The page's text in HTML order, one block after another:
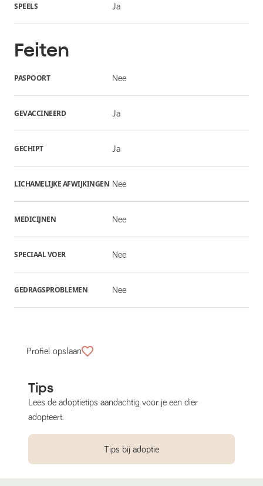
SPEELS Ja
Feiten
PASPOORT Nee
GEVACCINEERD Ja
GECHIPT Ja
LICHAMELIJKE AFWIJKINGEN Nee
MEDICIJNEN Nee
SPECIAAL VOER Nee
GEDRAGSPROBLEMEN Nee
Profiel opslaan
Tips
Lees de adoptietips aandachtig voor je een dier
adopteert.
Tips bij adoptie